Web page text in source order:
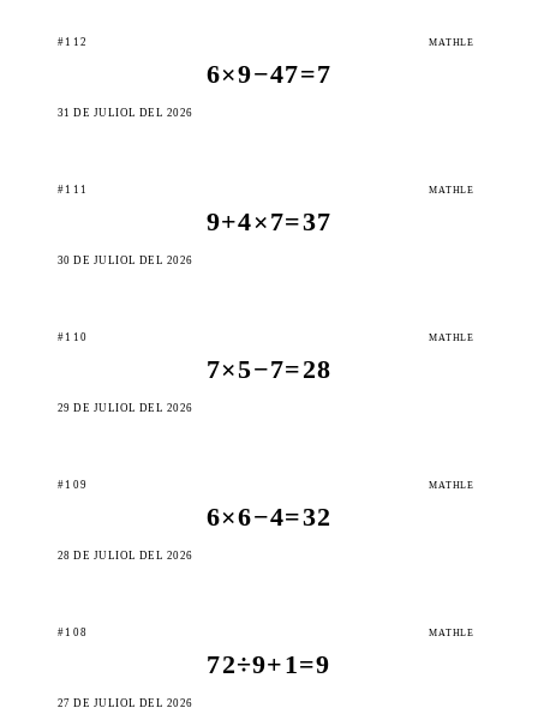
#112 MATHLE
6×9−47=7
31 DE JULIOL DEL 2026
#111 MATHLE
9+4×7=37
30 DE JULIOL DEL 2026
#110 MATHLE
7×5−7=28
29 DE JULIOL DEL 2026
#109 MATHLE
6×6−4=32
28 DE JULIOL DEL 2026
#108 MATHLE
72÷9+1=9
27 DE JULIOL DEL 2026